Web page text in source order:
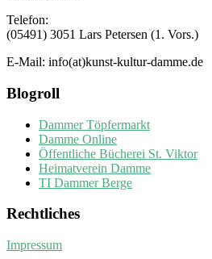
Telefon:
(05491) 3051 Lars Petersen (1. Vors.)
E-Mail: info(at)kunst-kultur-damme.de
Blogroll
Dammer Töpfermarkt
Damme Online
Öffentliche Bücherei St. Viktor
Heimatverein Damme
TI Dammer Berge
Rechtliches
Impressum